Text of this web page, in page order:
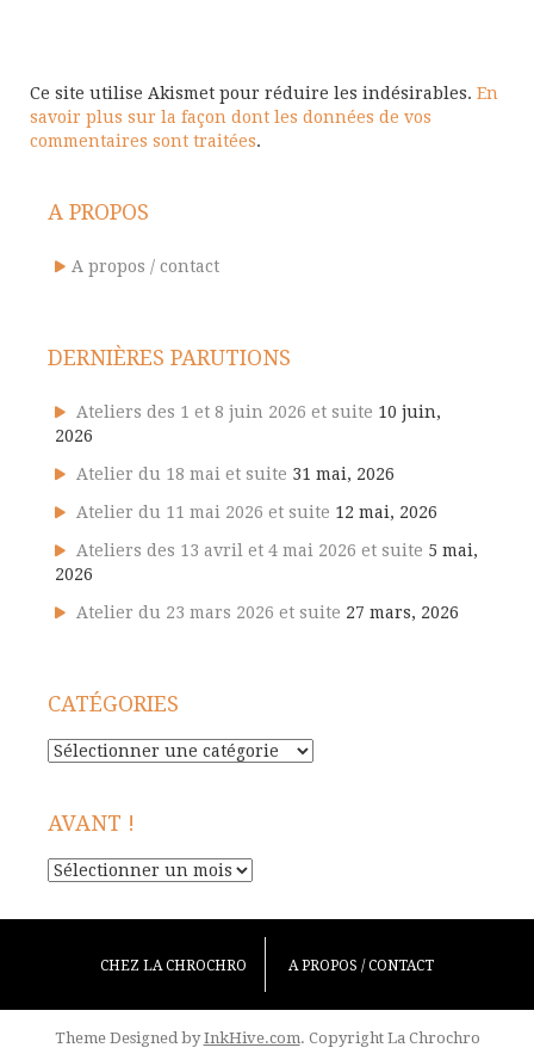
Ce site utilise Akismet pour réduire les indésirables. En
savoir plus sur la façon dont les données de vos
commentaires sont traitées.
A PROPOS
A propos / contact
DERNIÈRES PARUTIONS
Ateliers des 1 et 8 juin 2026 et suite 10 juin,
2026
Atelier du 18 mai et suite 31 mai, 2026
Atelier du 11 mai 2026 et suite 12 mai, 2026
Ateliers des 13 avril et 4 mai 2026 et suite 5 mai,
2026
Atelier du 23 mars 2026 et suite 27 mars, 2026
CATÉGORIES
Catégories
AVANT !
Avant
CHEZ LA CHROCHRO A PROPOS / CONTACT
Theme Designed byInkHive.com. Copyright La Chrochro